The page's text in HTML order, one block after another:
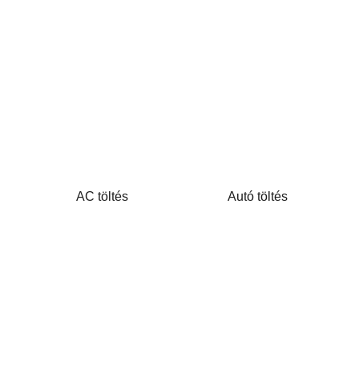
AC töltés Autó töltés